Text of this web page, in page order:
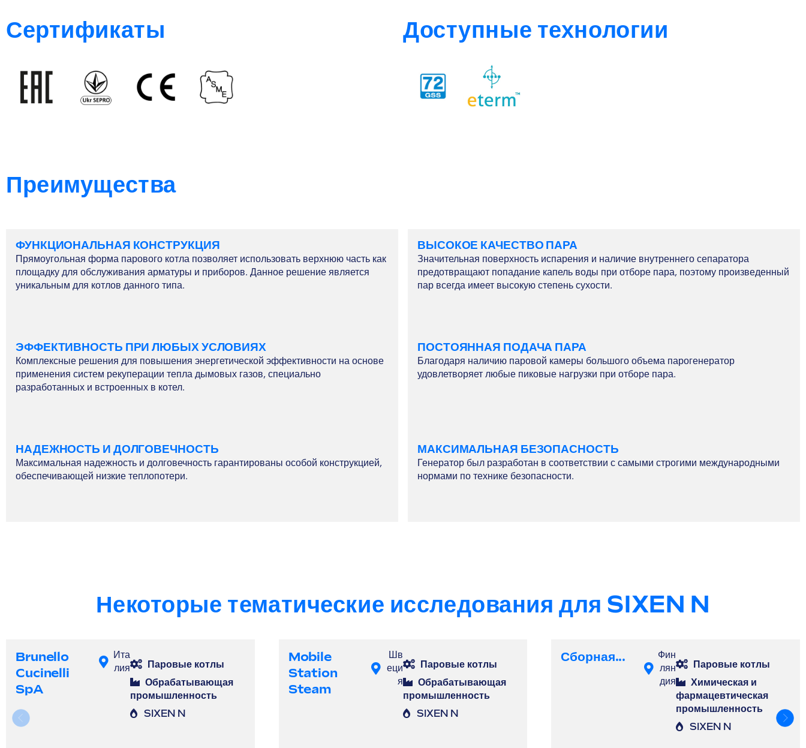
Сертификаты Доступные технологии
Преимущества
ФУНКЦИОНАЛЬНАЯ КОНСТРУКЦИЯ
Прямоугольная форма парового котла позволяет использовать верхнюю часть как
площадку для обслуживания арматуры и приборов. Данное решение является
уникальным для котлов данного типа.
ВЫСОКОЕ КАЧЕСТВО ПАРА
Значительная поверхность испарения и наличие внутреннего сепаратора
предотвращают попадание капель воды при отборе пара, поэтому произведенный
пар всегда имеет высокую степень сухости.
ЭФФЕКТИВНОСТЬ ПРИ ЛЮБЫХ УСЛОВИЯХ
Комплексные решения для повышения энергетической эффективности на основе
применения систем рекуперации тепла дымовых газов, специально
разработанных и встроенных в котел.
ПОСТОЯННАЯ ПОДАЧА ПАРА
Благодаря наличию паровой камеры большого объема парогенератор
удовлетворяет любые пиковые нагрузки при отборе пара.
НАДЕЖНОСТЬ И ДОЛГОВЕЧНОСТЬ
Максимальная надежность и долговечность гарантированы особой конструкцией,
обеспечивающей низкие теплопотери.
МАКСИМАЛЬНАЯ БЕЗОПАСНОСТЬ
Генератор был разработан в соответствии с самыми строгими международными
нормами по технике безопасности.
Некоторые тематические исследования для SIXEN N
Brunello
Cucinelli
SpA
Ита
лия
Паровые котлы
Обрабатывающая
промышленность
SIXEN N
Mobile
Station
Steam
Шв
еци
я
Паровые котлы
Обрабатывающая
промышленность
SIXEN N
Сборная...
Фин
лян
дия
Паровые котлы
Химическая и
фармацевтическая
промышленность
SIXEN N